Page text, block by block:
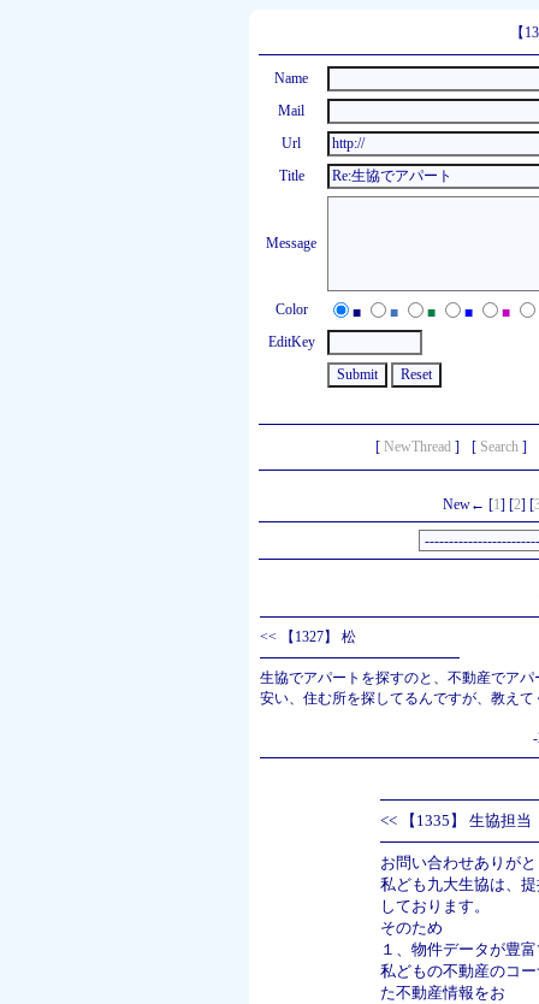
【
Name
Mail
Url
Title
Message
Color ■ ■ ■ ■
■
EditKey
[ NewThread] [ Search]
New← [1] [2] [
<< 【1327】 松
生協でアパートを探すのと、不動産でア
安い、住む所を探してるんですが、教えて
<< 【1335】 生協担
お問い合わせありが
私ども九大生協は、
しております。
そのため
１、物件データが豊
私どもの不動産のコ
た不動産情報をお